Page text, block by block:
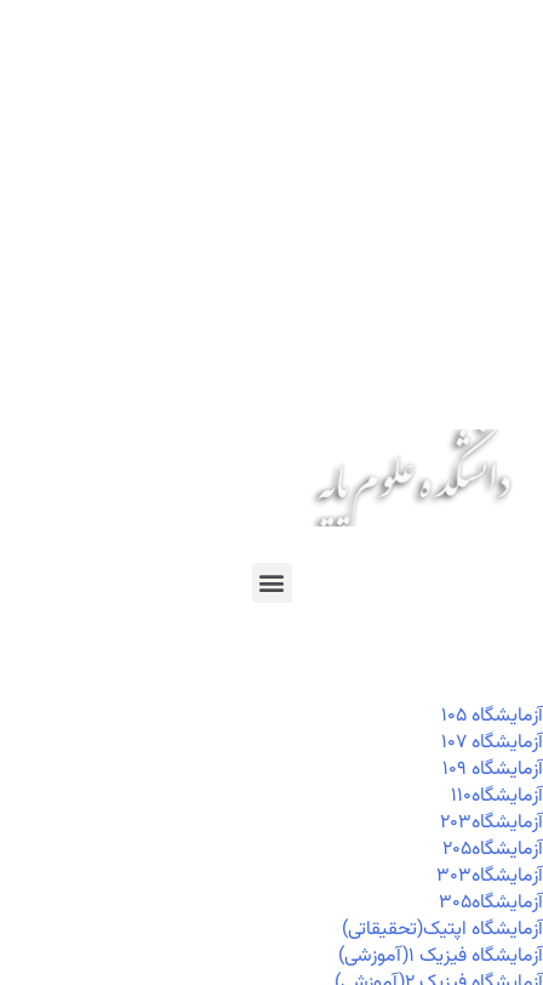
آزمايشگاه ۱۰۵
آزمايشگاه ۱۰۷
آزمايشگاه ۱۰۹
آزمايشگاه۱۱۰
آزمايشگاه۲۰۳
آزمايشگاه۲۰۵
آزمايشگاه۳۰۳
آزمايشگاه۳۰۵
آزمایشگاه اپتیک(تحقیقاتی)
آزمایشگاه فیزیک ۱(آموزشی)